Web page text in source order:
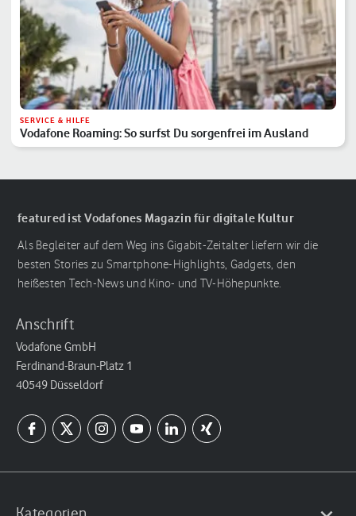
SERVICE & HILFE
Vodafone Roaming: So surfst Du sorgenfrei im Ausland
featured ist Vodafones Magazin für digitale Kultur
Als Begleiter auf dem Weg ins Gigabit-Zeitalter liefern wir die
besten Stories zu Smartphone-Highlights, Gadgets, den
heißesten Tech-News und Kino- und TV-Höhepunkte.
Anschrift
Vodafone GmbH
Ferdinand-Braun-Platz 1
40549 Düsseldorf